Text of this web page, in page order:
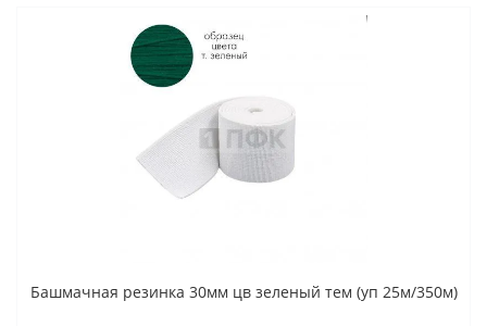
Башмачная резинка 30мм цв зеленый тем (уп 25м/350м)